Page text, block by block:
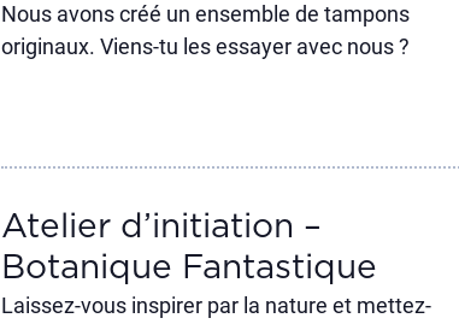
Nous avons créé un ensemble de tampons
originaux. Viens-tu les essayer avec nous ?
Atelier d’initiation –
Botanique Fantastique
Laissez-vous inspirer par la nature et mettez-